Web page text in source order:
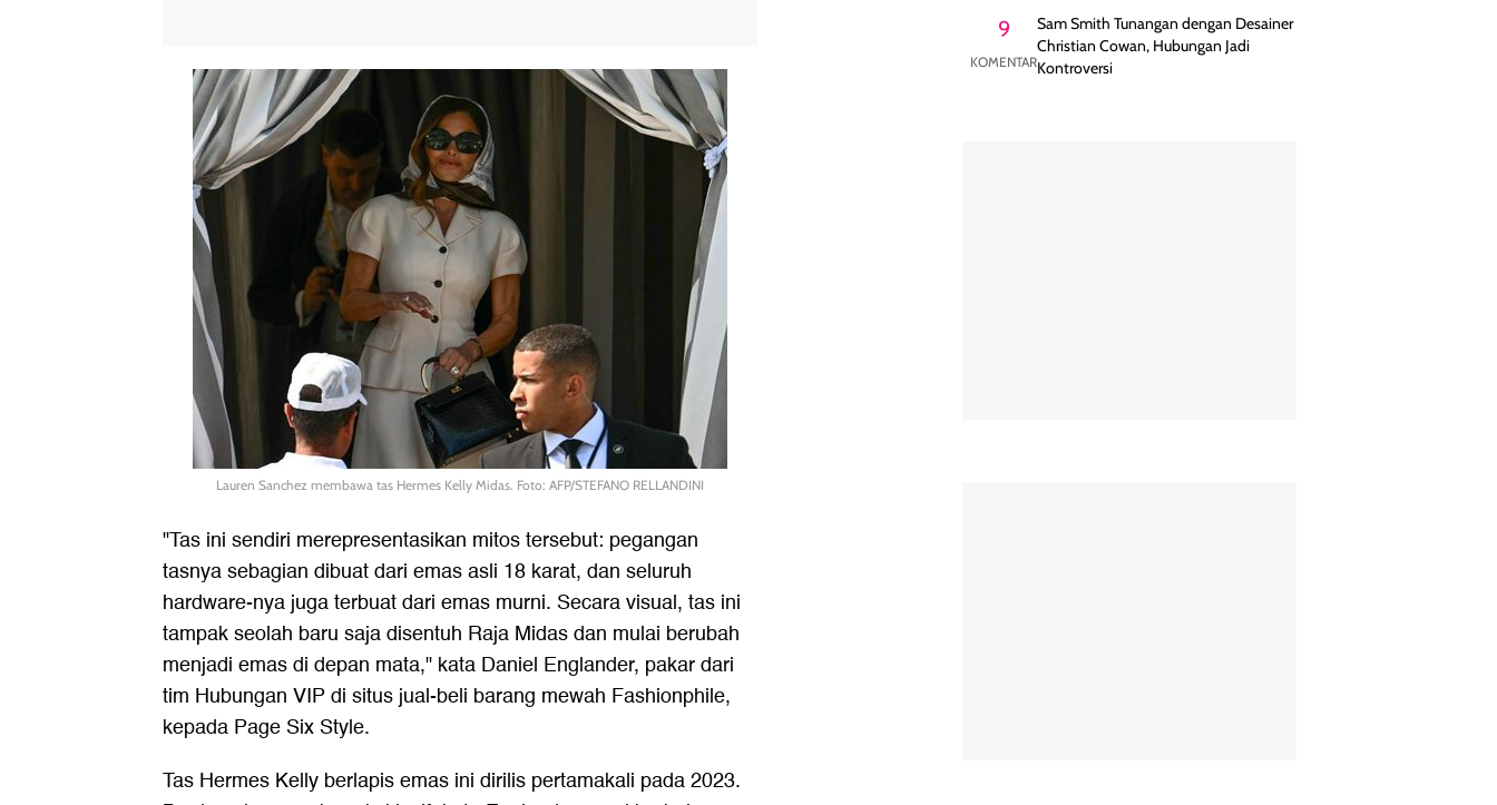
Lauren Sanchez membawa tas Hermes Kelly Midas. Foto: AFP/STEFANO RELLANDINI
"Tas ini sendiri merepresentasikan mitos tersebut: pegangan
tasnya sebagian dibuat dari emas asli 18 karat, dan seluruh
hardware-nya juga terbuat dari emas murni. Secara visual, tas ini
tampak seolah baru saja disentuh Raja Midas dan mulai berubah
menjadi emas di depan mata," kata Daniel Englander, pakar dari
tim Hubungan VIP di situs jual-beli barang mewah Fashionphile,
kepada Page Six Style.
Tas Hermes Kelly berlapis emas ini dirilis pertamakali pada 2023.
9
KOMENTAR
Sam Smith Tunangan dengan Desainer
Christian Cowan, Hubungan Jadi
Kontroversi